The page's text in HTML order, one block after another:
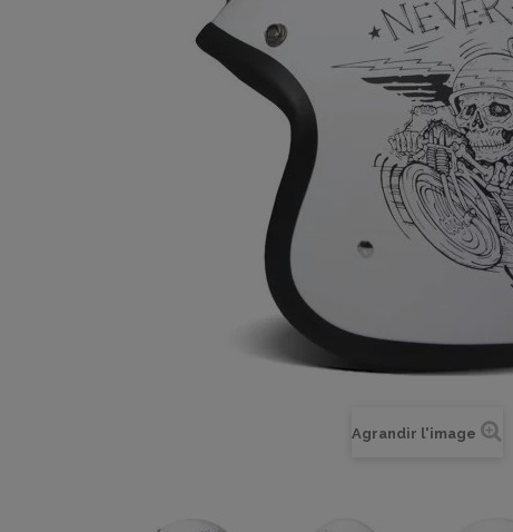
Agrandir l'image